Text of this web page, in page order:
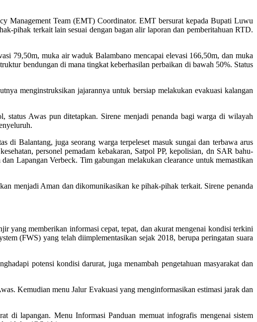
Management Team (EMT) Coordinator. EMT bersurat kepada Bupati Luwu
pihak terkait lain sesuai dengan bagan alir laporan dan pemberitahuan RTD.
79,50m, muka air waduk Balambano mencapai elevasi 166,50m, dan muka
bendungan di mana tingkat keberhasilan perbaikan di bawah 50%. Status
menginstruksikan jajarannya untuk bersiap melakukan evakuasi kalangan
status Awas pun ditetapkan. Sirene menjadi penanda bagi warga di wilayah
di Balantang, juga seorang warga terpeleset masuk sungai dan terbawa arus
personel pemadam kebakaran, Satpol PP, kepolisian, dn SAR bahu-
Lapangan Verbeck. Tim gabungan melakukan clearance untuk memastikan
menjadi Aman dan dikomunikasikan ke pihak-pihak terkait. Sirene penanda
yang memberikan informasi cepat, tepat, dan akurat mengenai kondisi terkini
(FWS) yang telah diimplementasikan sejak 2018, berupa peringatan suara
potensi kondisi darurat, juga menambah pengetahuan masyarakat dan
Kemudian menu Jalur Evakuasi yang menginformasikan estimasi jarak dan
di lapangan. Menu Informasi Panduan memuat infografis mengenai sistem